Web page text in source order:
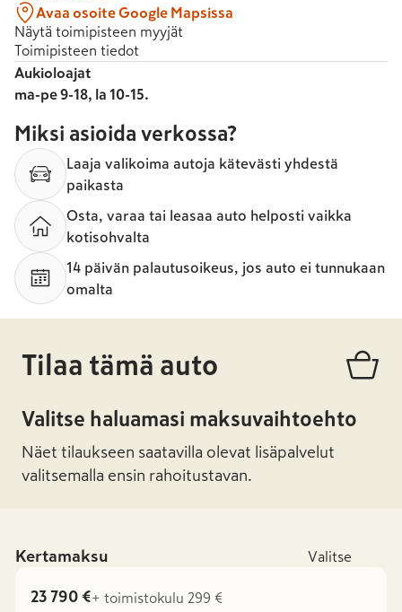
Avaa osoite Google Mapsissa
Näytä toimipisteen myyjät
Toimipisteen tiedot
Aukioloajat
ma-pe 9-18, la 10-15.
Miksi asioida verkossa?
Laaja valikoima autoja kätevästi yhdestä
paikasta
Osta, varaa tai leasaa auto helposti vaikka
kotisohvalta
14 päivän palautusoikeus, jos auto ei tunnukaan
omalta
Tilaa tämä auto
Valitse haluamasi maksuvaihtoehto
Näet tilaukseen saatavilla olevat lisäpalvelut
valitsemalla ensin rahoitustavan.
Kertamaksu Valitse
23 790 €+ toimistokulu 299 €